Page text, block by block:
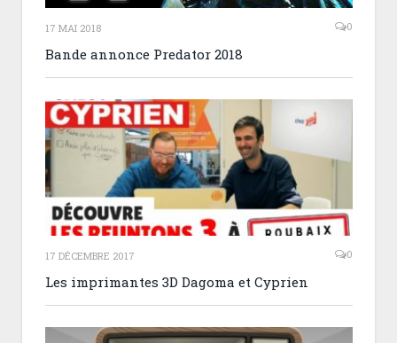
17 MAI 2018 0
Bande annonce Predator 2018
17 DÉCEMBRE 2017 0
Les imprimantes 3D Dagoma et Cyprien